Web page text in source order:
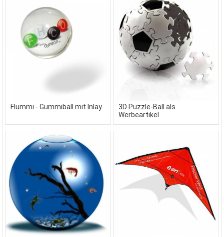
Flummi - Gummiball mit Inlay
3D Puzzle-Ball als
Werbeartikel